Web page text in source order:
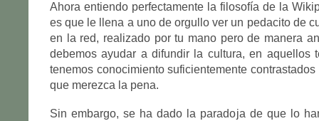
Ahora entiendo perfectamente la filosofía de la
es que le llena a uno de orgullo ver un pedacito de
en la red, realizado por tu mano pero de manera
debemos ayudar a difundir la cultura, en aquellos
tenemos conocimiento suficientemente
que merezca la pena.
Sin embargo, se ha dado la paradoja de que lo